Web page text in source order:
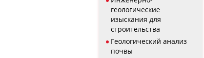
геологические
изыскания для
строительства
Геологический анализ
почвы